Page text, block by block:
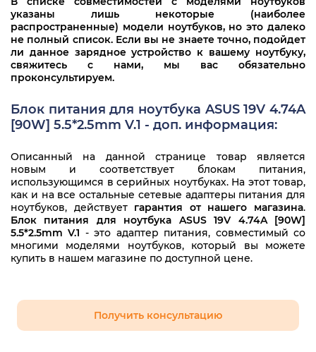
Asus A72J
Asus A8
Asus A8000
Asus A9
Asus B43J
Asus B43V
Asus B53
Asus B53J
Asus B53S
Asus B53V
ADP-90FB REV.F
ADP-90RH B
ADP-90SB B
ADP-90SB
API2AD62
AQAC01A
AQAC02A
CA01007-0890
CA01007-0930
CA01007-0960
указаны лишь некоторые (наиболее
распространенные) модели ноутбуков, но это далеко
не полный список. Если вы не знаете точно, подойдет
ли данное зарядное устройство к вашему ноутбуку,
свяжитесь с нами, мы вас обязательно
проконсультируем.
Блок питания для ноутбука ASUS 19V 4.74A
[90W] 5.5*2.5mm V.1 - доп. информация:
Описанный на данной странице товар является
новым и соответствует блокам питания,
использующимся в серийных ноутбуках. На этот товар,
как и на все остальные сетевые адаптеры питания для
ноутбуков, действует гарантия от нашего магазина.
Блок питания для ноутбука ASUS 19V 4.74A [90W]
5.5*2.5mm V.1 - это адаптер питания, совместимый со
многими моделями ноутбуков, который вы можете
купить в нашем магазине по доступной цене.
Получить консультацию